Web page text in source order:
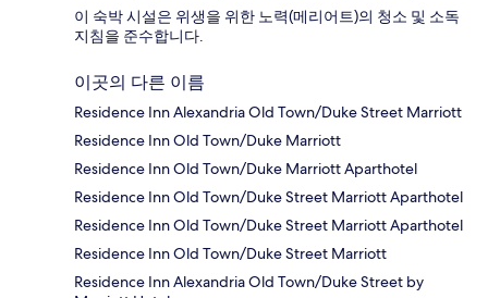
이 숙박 시설은 위생을 위한 노력(메리어트)의 청소 및 소독
지침을 준수합니다.
이곳의 다른 이름
Residence Inn Alexandria Old Town/Duke Street Marriott
Residence Inn Old Town/Duke Marriott
Residence Inn Old Town/Duke Marriott Aparthotel
Residence Inn Old Town/Duke Street Marriott Aparthotel
Residence Inn Old Town/Duke Street Marriott Aparthotel
Residence Inn Old Town/Duke Street Marriott
Residence Inn Alexandria Old Town/Duke Street by